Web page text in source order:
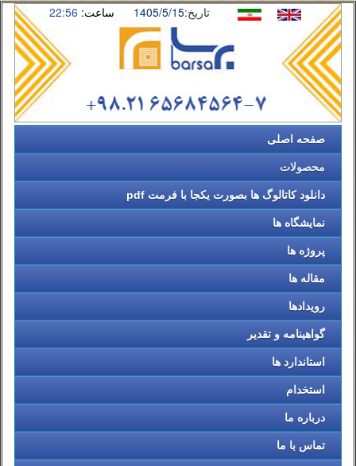
ساعت: 22:56 تاریخ:1405/5/15
صفحه اصلی
محصولات
دانلود کاتالوگ ها بصورت یکجا با فرمت pdf
نمایشگاه ها
پروژه ها
مقاله ها
رویدادها
گواهینامه و تقدیر
استاندارد ها
استخدام
درباره ما
تماس با ما